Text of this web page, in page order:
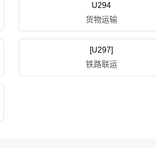
U294
货物运输
[U297]
铁路联运